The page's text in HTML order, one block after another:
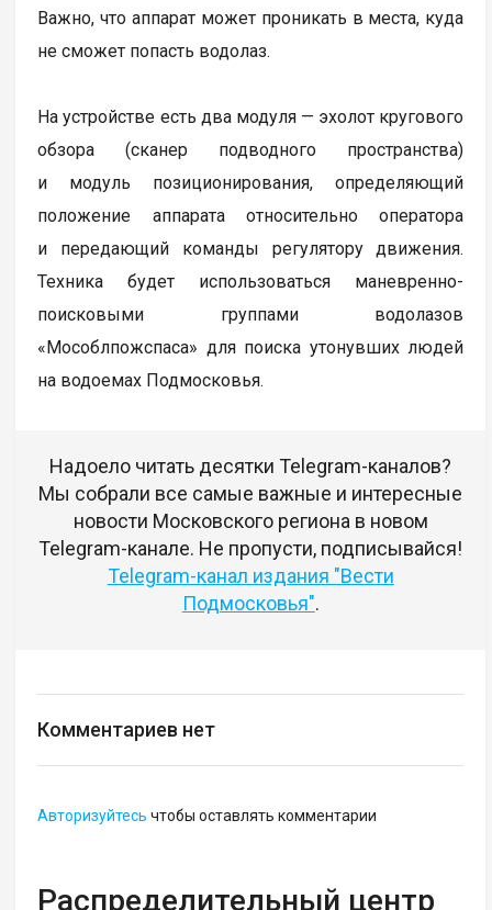
Важно, что аппарат может проникать в места, куда
не сможет попасть водолаз.
На устройстве есть два модуля — эхолот кругового
обзора (сканер подводного пространства)
и модуль позиционирования, определяющий
положение аппарата относительно оператора
и передающий команды регулятору движения.
Техника будет использоваться маневренно-
поисковыми группами водолазов
«Мособлпожспаса» для поиска утонувших людей
на водоемах Подмосковья.
Надоело читать десятки Telegram-каналов?
Мы собрали все самые важные и интересные
новости Московского региона в новом
Telegram-канале. Не пропусти, подписывайся!
Telegram-канал издания "Вести
Подмосковья".
Комментариев нет
Авторизуйтесь чтобы оставлять комментарии
Распределительный центр